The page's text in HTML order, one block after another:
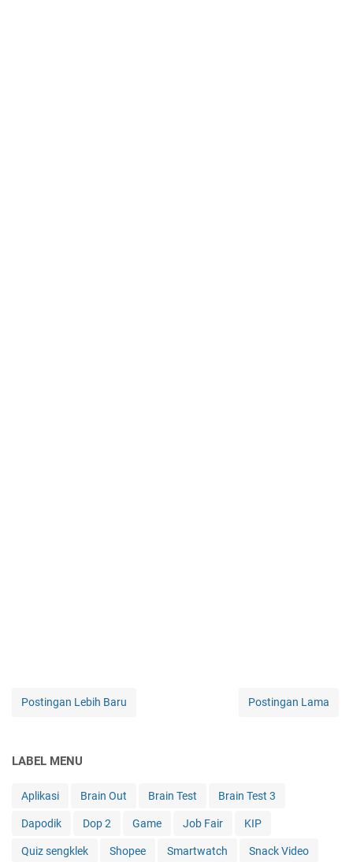
Postingan Lebih Baru Postingan Lama
LABEL MENU
Aplikasi Brain Out Brain Test Brain Test 3
Dapodik Dop 2 Game Job Fair KIP
Quiz sengklek Shopee Smartwatch Snack Video